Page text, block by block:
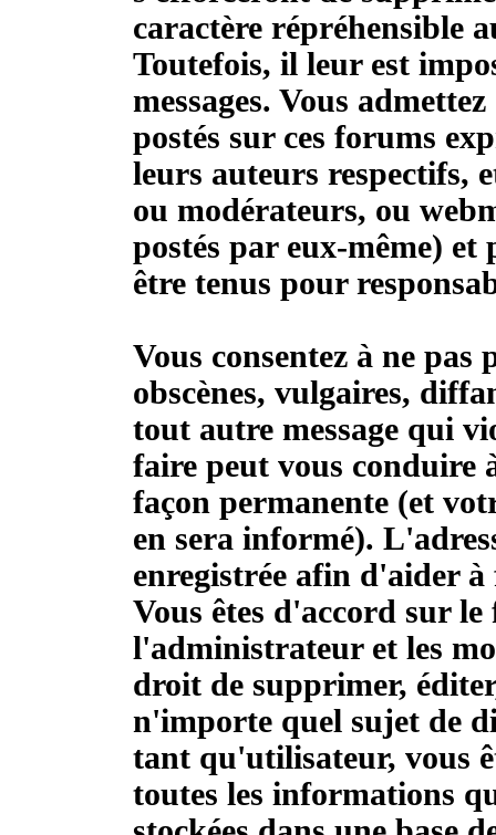
caractère répréhensible
Toutefois, il leur est
messages. Vous
postés sur ces forums
leurs auteurs respectifs,
ou modérateurs, ou
postés par eux-même) et
être tenus pour
Vous consentez à ne pas
obscènes, vulgaires,
tout autre message qui
faire peut vous conduire
façon permanente (et
en sera informé).
enregistrée afin d'aider à
Vous êtes d'accord sur
l'administrateur et les
droit de supprimer,
n'importe quel sujet de
tant qu'utilisateur, vous
toutes les informations